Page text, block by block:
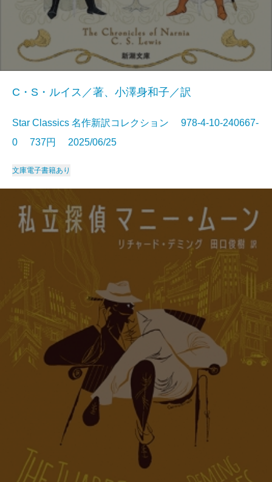
C・S・ルイス／著、小澤身和子／訳
Star Classics 名作新訳コレクション 978-4-10-240667-
0 737円 2025/06/25
文庫電子書籍あり